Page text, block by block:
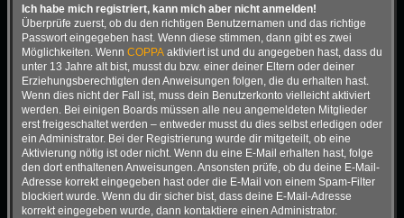
Ich habe mich registriert, kann mich aber nicht anmelden!
Überprüfe zuerst, ob du den richtigen Benutzernamen und das richtige
Passwort eingegeben hast. Wenn diese stimmen, dann gibt es zwei
Möglichkeiten. Wenn COPPA aktiviert ist und du angegeben hast, dass du
unter 13 Jahre alt bist, musst du bzw. einer deiner Eltern oder deiner
Erziehungsberechtigten den Anweisungen folgen, die du erhalten hast.
Wenn dies nicht der Fall ist, muss dein Benutzerkonto vielleicht aktiviert
werden. Bei einigen Boards müssen alle neu angemeldeten Mitglieder
erst freigeschaltet werden – entweder musst du dies selbst erledigen oder
ein Administrator. Bei der Registrierung wurde dir mitgeteilt, ob eine
Aktivierung nötig ist oder nicht. Wenn du eine E-Mail erhalten hast, folge
den dort enthaltenen Anweisungen. Ansonsten prüfe, ob du deine E-Mail-
Adresse korrekt eingegeben hast oder die E-Mail von einem Spam-Filter
blockiert wurde. Wenn du dir sicher bist, dass deine E-Mail-Adresse
korrekt eingegeben wurde, dann kontaktiere einen Administrator.